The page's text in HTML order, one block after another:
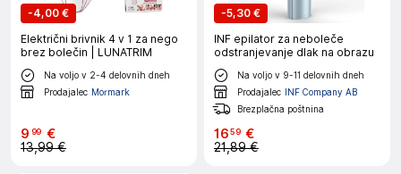
-4,00 €
Električni brivnik 4 v 1 za nego
brez bolečin | LUNATRIM
Na voljo v 2-4 delovnih dneh
Prodajalec Mormark
9 99 €
13,99 €
-5,30 €
INF epilator za neboleče
odstranjevanje dlak na obrazu
Na voljo v 9-11 delovnih dneh
Prodajalec INF Company AB
Brezplačna poštnina
1659 €
21,89 €